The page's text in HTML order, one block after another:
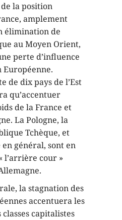
la position
amplement
élimination de
au Moyen Orient,
perte d’influence
Européenne.
de dix pays de l’Est
qu’accentuer
de la France et
La Pologne, la
Tchèque, et
général, sont en
l’arrière cour »
la stagnation des
accentuera les
capitalistes